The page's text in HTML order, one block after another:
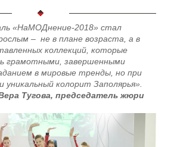
«НаМОДнение-2018» стал
– не в плане возраста, а в
коллекций, которые
грамотными, завершенными
в мировые тренды, но при
уникальный колорит Заполярья».
Тугова, председатель жюри